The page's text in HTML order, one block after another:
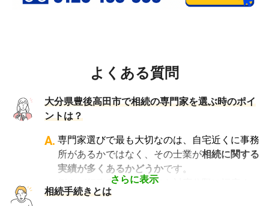
よくある質問
大分県豊後高田市で相続の専門家を選ぶ時のポイ
ントは？
さらに表示
A. 専門家選びで最も大切なのは、自宅近くに事務
所があるかではなく、その士業が相続に関する
実績が多くあるかどうかです。
例えば行政書士といっても対応分野は幅広く、
法人設立や許認可申請など法人業務を中心に行
相続手続きとは